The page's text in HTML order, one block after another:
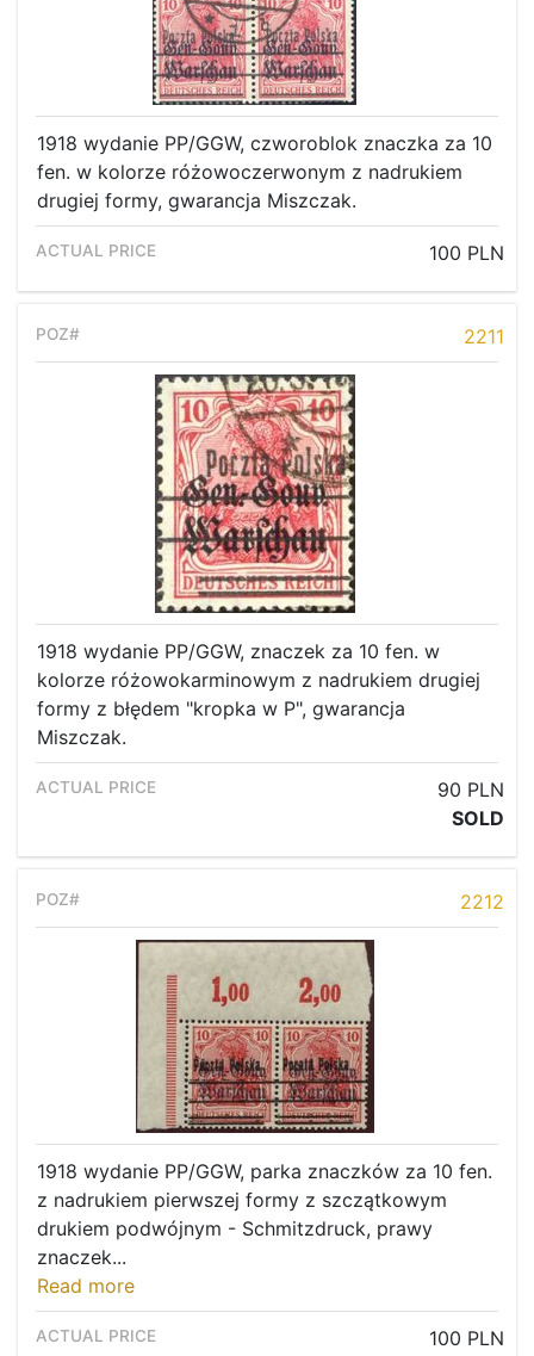
1918 wydanie PP/GGW, czworoblok znaczka za 10
fen. w kolorze różowoczerwonym z nadrukiem
drugiej formy, gwarancja Miszczak.
100 PLN
2211
1918 wydanie PP/GGW, znaczek za 10 fen. w
kolorze różowokarminowym z nadrukiem drugiej
formy z błędem "kropka w P", gwarancja
Miszczak.
90 PLN
SOLD
2212
1918 wydanie PP/GGW, parka znaczków za 10 fen.
z nadrukiem pierwszej formy z szczątkowym
drukiem podwójnym - Schmitzdruck, prawy
znaczek...
Read more
100 PLN